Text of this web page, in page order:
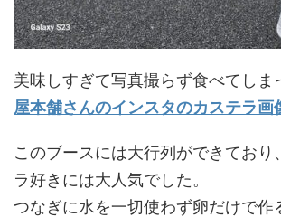
美味しすぎて写真撮らず食べてしま
屋本舗さんのインスタのカステラ画
このブースには大行列ができており
ラ好きには大人気でした。
つなぎに水を一切使わず卵だけで作